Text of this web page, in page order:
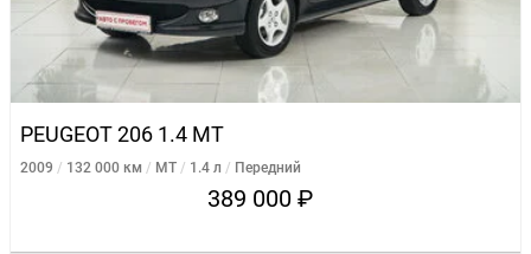
PEUGEOT 206 1.4 MT
2009 132 000 км MT 1.4 л Передний
389 000 ₽